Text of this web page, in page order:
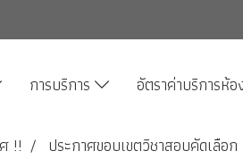
การบริการ อัตราค่าบริการห้
!! ประกาศขอบเขตวิชาสอบคัดเลือก